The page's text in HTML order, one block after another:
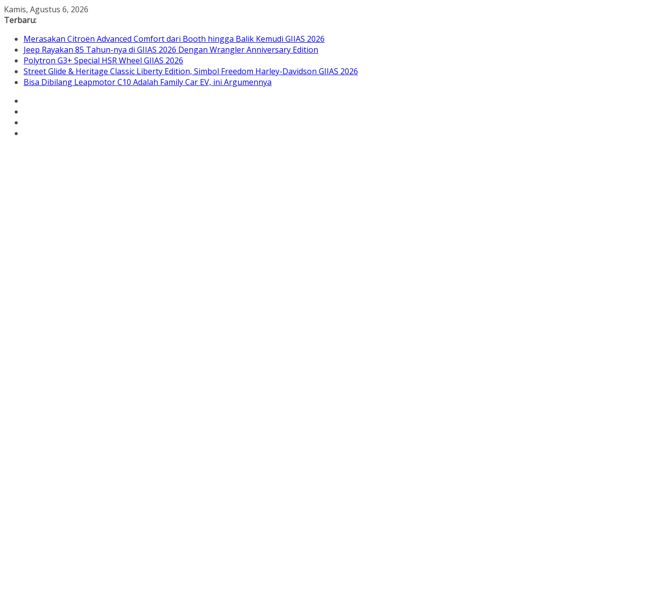
Skip
to
Kamis, Agustus 6, 2026
Terbaru:
Merasakan Citroën Advanced Comfort dari Booth hingga Balik Kemudi GIIAS 2026
Jeep Rayakan 85 Tahun-nya di GIIAS 2026 Dengan Wrangler Anniversary Edition
Polytron G3+ Special HSR Wheel GIIAS 2026
Street Glide & Heritage Classic Liberty Edition, Simbol Freedom Harley-Davidson GIIAS 2026
Bisa Dibilang Leapmotor C10 Adalah Family Car EV, ini Argumennya